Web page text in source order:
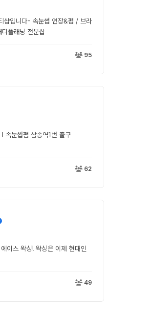
샵입니다- 속눈썹 연장&펌 / 브라
플래닝 전문샵
95
속눈썹펌 삼송역1번 출구
62
이스 왁싱! 왁싱은 이제 현대인
49